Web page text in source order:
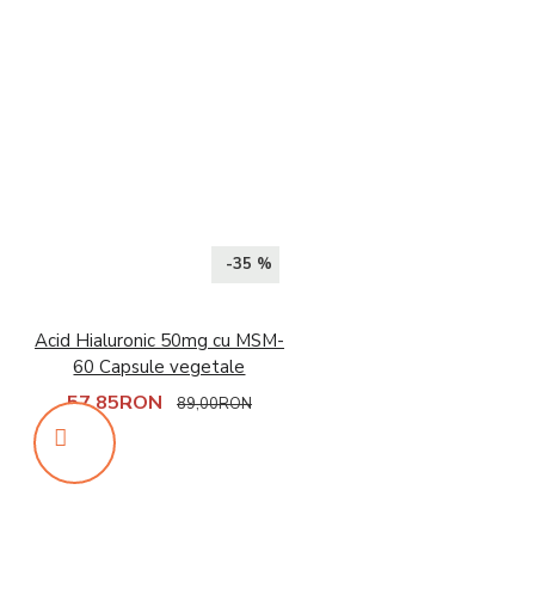
-35 %
Acid Hialuronic 50mg cu MSM-
60 Capsule vegetale
57,85RON 89,00RON